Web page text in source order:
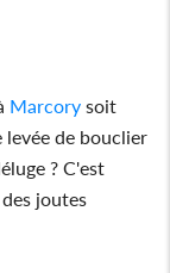
Marcory soit
levée de bouclier
? C'est
joutes